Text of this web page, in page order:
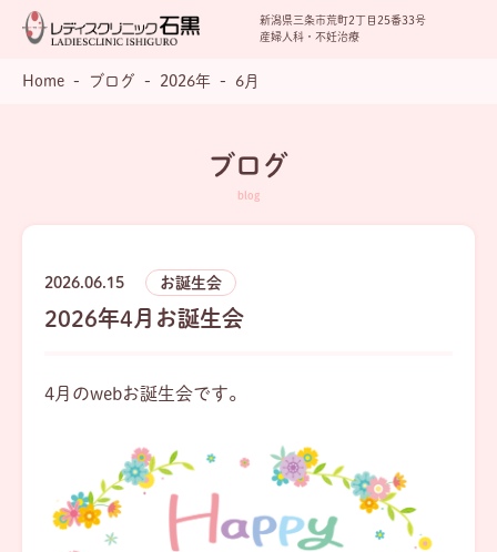
新潟県三条市荒町2丁目25番33号
産婦人科・不妊治療
Home ブログ 2026年 6月
ブログ
2026.06.15 お誕生会
2026年4月お誕生会
4月のwebお誕生会です。